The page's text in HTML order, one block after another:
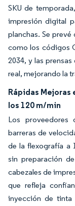
SKU de
impresión digital
planchas. Se
como los códigos
2034, y las
real, mejorando la
Rápidas Mejoras
los 120 m/min
Los proveedores
barreras de
de la flexografía a
sin preparación
cabezales de
que refleja
inyección de tinta